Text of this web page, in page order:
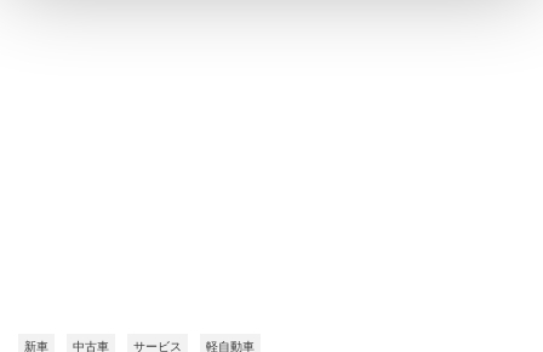
新車 中古車 サービス 軽自動車